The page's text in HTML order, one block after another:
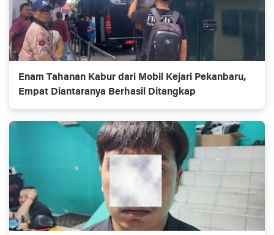
Enam Tahanan Kabur dari Mobil Kejari Pekanbaru,
Empat Diantaranya Berhasil Ditangkap